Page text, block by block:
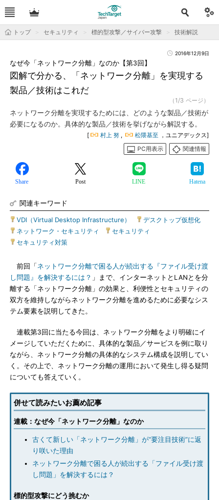
トップ セキュリティ 標的型攻撃／サイバー攻撃 技術解説
2016年12月9日
図解で分かる、「ネットワーク分離」を実現する
製品／技術はこれだ
なぜ今「ネットワーク分離」なのか【第3回】
（1/3 ページ）
ネットワーク分離を実現するためには、どのような製品／技術が
必要になるのか。具体的な製品／技術を挙げながら解説する。
[ 村上 努 , 松隈基至 ，ユニアデックス]
PC用表示
関連情報
Share Post LINE Hatena
関連キーワード
VDI（Virtual Desktop Infrastructure） デスクトップ仮想化
ネットワーク・セキュリティ
セキュリティ
セキュリティ対策
前回「ネットワーク分離で困る人が続出する『ファイル受け渡
し問題』を解決するには？ 」まで、インターネットとLANとを分
離する「ネットワーク分離」の効果と、利便性とセキュリティの
双方を維持しながらネットワーク分離を進めるために必要なシス
テム要素を説明してきた。
連載第3回に当たる今回は、ネットワーク分離をより明確にイ
メージしていただくために、具体的な製品／サービスを例に取り
ながら、ネットワーク分離の具体的なシステム構成を説明してい
く。その上で、ネットワーク分離の運用において発生し得る疑問
についても答えていく。
併せて読みたいお薦め記事
連載：なぜ今「ネットワーク分離」なのか
古くて新しい「ネットワーク分離」が“要注目技術”に返
り咲いた理由
ネットワーク分離で困る人が続出する「ファイル受け渡
し問題」を解決するには？
標的型攻撃にどう挑むか